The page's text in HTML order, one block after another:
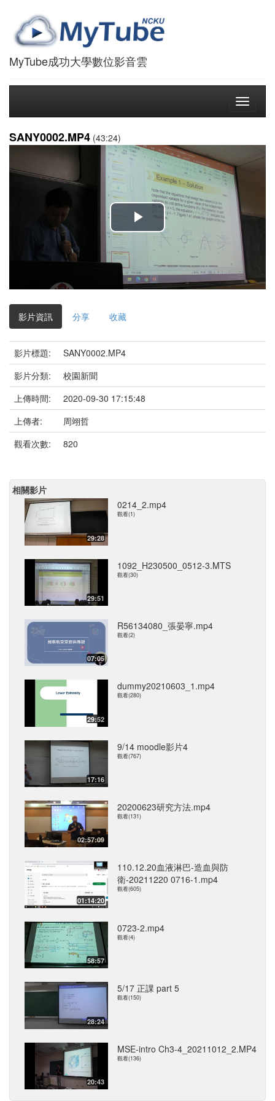
MyTube成功大學數位影音雲
Toggle
SANY0002.MP4 (43:24)
播
影
影片資訊 分享 收藏
影片標題:
SANY0002.MP4
影片分類:
校園新聞
上傳時間:
2020-09-30 17:15:48
上傳者:
周翊哲
觀看次數:
820
相關影片
29:28
0214_2.mp4
觀看(1)
29:51
1092_H230500_0512-3.MTS
觀看(30)
07:05
R56134080_張晏寧.mp4
觀看(2)
29:52
dummy20210603_1.mp4
觀看(280)
17:16
9/14 moodle影片4
觀看(767)
02:57:09
20200623研究方法.mp4
觀看(131)
01:14:20
110.12.20血液淋巴-造血與防
衛-20211220 0716-1.mp4
觀看(605)
58:57
0723-2.mp4
觀看(4)
28:24
5/17 正課 part 5
觀看(150)
20:43
MSE-intro Ch3-4_20211012_2.MP4
觀看(136)